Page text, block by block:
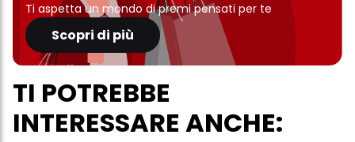
Ti aspetta un mondo di premi pensati per te
Scopri di più
TI POTREBBE
INTERESSARE ANCHE: